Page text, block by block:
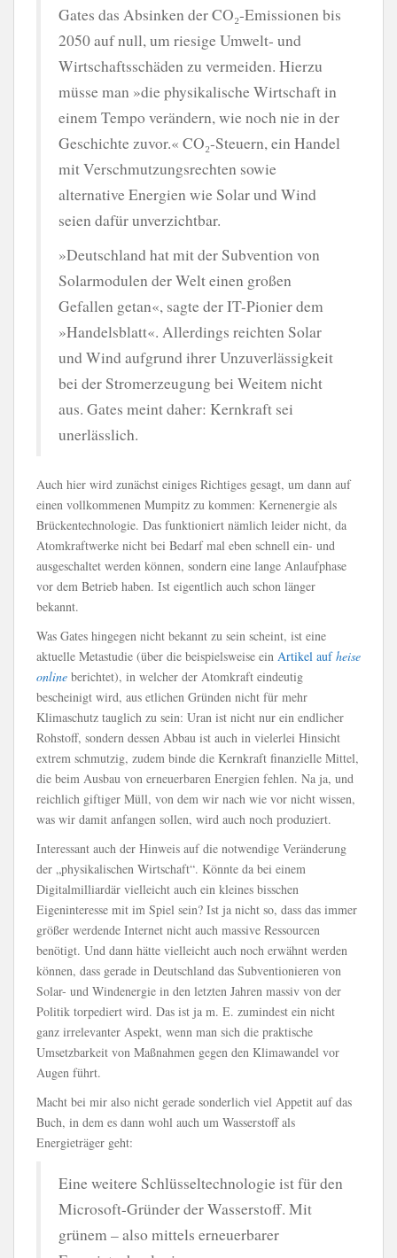
Gates das Absinken der CO₂-Emissionen bis
2050 auf null, um riesige Umwelt- und
Wirtschaftsschäden zu vermeiden. Hierzu
müsse man »die physikalische Wirtschaft in
einem Tempo verändern, wie noch nie in der
Geschichte zuvor.« CO₂-Steuern, ein Handel
mit Verschmutzungsrechten sowie
alternative Energien wie Solar und Wind
seien dafür unverzichtbar.
»Deutschland hat mit der Subvention von
Solarmodulen der Welt einen großen
Gefallen getan«, sagte der IT-Pionier dem
»Handelsblatt«. Allerdings reichten Solar
und Wind aufgrund ihrer Unzuverlässigkeit
bei der Stromerzeugung bei Weitem nicht
aus. Gates meint daher: Kernkraft sei
unerlässlich.
Auch hier wird zunächst einiges Richtiges gesagt, um dann auf
einen vollkommenen Mumpitz zu kommen: Kernenergie als
Brückentechnologie. Das funktioniert nämlich leider nicht, da
Atomkraftwerke nicht bei Bedarf mal eben schnell ein- und
ausgeschaltet werden können, sondern eine lange Anlaufphase
vor dem Betrieb haben. Ist eigentlich auch schon länger
bekannt.
Was Gates hingegen nicht bekannt zu sein scheint, ist eine
aktuelle Metastudie (über die beispielsweise ein Artikel aufheise
online berichtet), in welcher der Atomkraft eindeutig
bescheinigt wird, aus etlichen Gründen nicht für mehr
Klimaschutz tauglich zu sein: Uran ist nicht nur ein endlicher
Rohstoff, sondern dessen Abbau ist auch in vielerlei Hinsicht
extrem schmutzig, zudem binde die Kernkraft finanzielle Mittel,
die beim Ausbau von erneuerbaren Energien fehlen. Na ja, und
reichlich giftiger Müll, von dem wir nach wie vor nicht wissen,
was wir damit anfangen sollen, wird auch noch produziert.
Interessant auch der Hinweis auf die notwendige Veränderung
der „physikalischen Wirtschaft“. Könnte da bei einem
Digitalmilliardär vielleicht auch ein kleines bisschen
Eigeninteresse mit im Spiel sein? Ist ja nicht so, dass das immer
größer werdende Internet nicht auch massive Ressourcen
benötigt. Und dann hätte vielleicht auch noch erwähnt werden
können, dass gerade in Deutschland das Subventionieren von
Solar- und Windenergie in den letzten Jahren massiv von der
Politik torpediert wird. Das ist ja m. E. zumindest ein nicht
ganz irrelevanter Aspekt, wenn man sich die praktische
Umsetzbarkeit von Maßnahmen gegen den Klimawandel vor
Augen führt.
Macht bei mir also nicht gerade sonderlich viel Appetit auf das
Buch, in dem es dann wohl auch um Wasserstoff als
Energieträger geht:
Eine weitere Schlüsseltechnologie ist für den
Microsoft-Gründer der Wasserstoff. Mit
grünem – also mittels erneuerbarer